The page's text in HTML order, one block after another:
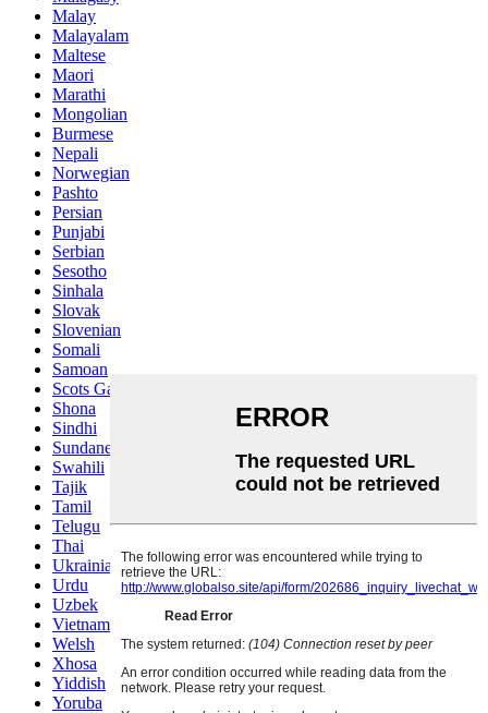
Malay
Malayalam
Maltese
Maori
Marathi
Mongolian
Burmese
Nepali
Norwegian
Pashto
Persian
Punjabi
Serbian
Sesotho
Sinhala
Slovak
Slovenian
Somali
Samoan
Scots Gaelic
Shona
Sindhi
Sundanese
Swahili
Tajik
Tamil
Telugu
Thai
Ukrainian
Urdu
Uzbek
Vietnamese
Welsh
Xhosa
Yiddish
Yoruba